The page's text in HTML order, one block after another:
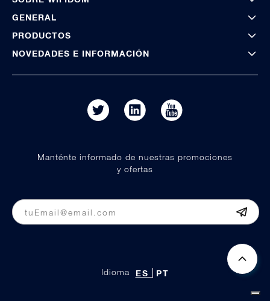
GENERAL
PRODUCTOS
NOVEDADES E INFORMACIÓN
Idioma ES PT
Manténte informado de nuestras promociones
y ofertas